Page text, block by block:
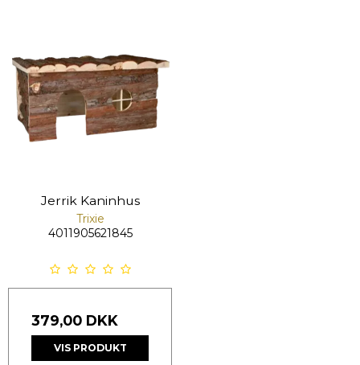
Jerrik Kaninhus
Trixie
4011905621845
379,00 DKK
VIS PRODUKT